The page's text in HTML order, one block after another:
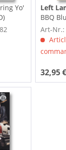
Yo'
Left
BBQ
Art-Nr.:
32,95